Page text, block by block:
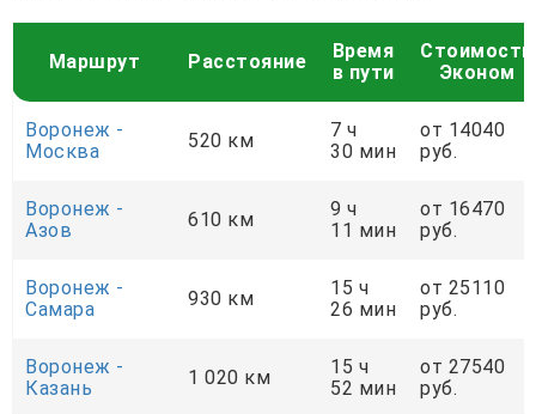
Маршрут Расстояние
Время
в пути
Стоимость
Эконом
Воронеж -
Москва
520 км
7 ч
30 мин
от 14040
руб.
Воронеж -
Азов
610 км
9 ч
11 мин
от 16470
руб.
Воронеж -
Самара
930 км
15 ч
26 мин
от 25110
руб.
Воронеж -
Казань
1 020 км
15 ч
52 мин
от 27540
руб.